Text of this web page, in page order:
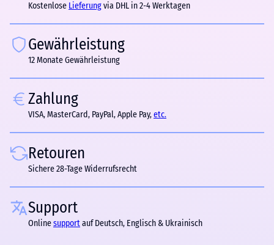
Kostenlose Lieferungvia DHL in 2-4 Werktagen
Gewährleistung
12 Monate Gewährleistung
Zahlung
VISA, MasterCard, PayPal, Apple Pay,etc.
Retouren
Sichere 28-Tage Widerrufsrecht
Support
Onlinesupportauf Deutsch, Englisch & Ukrainisch